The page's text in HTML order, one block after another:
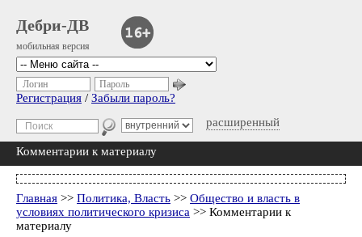
Дебри-ДВ
мобильная версия
расширенный
Логин Пароль
Регистрация / Забыли пароль?
Комментарии к материалу
Главная >> Политика, Власть >> Общество и власть в
условиях политического кризиса >> Комментарии к
материалу